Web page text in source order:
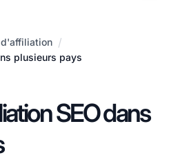
/
plusieurs pays
SEO dans